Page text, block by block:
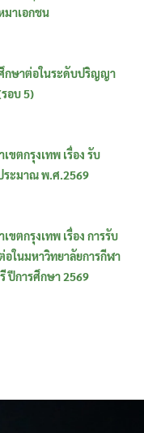
มาเอกชน
กษาต่อในระดับปริญญา
อบ 5)
ขตกรุงเทพ เรื่อง รับ
ระมาณ พ.ศ.2569
ขตกรุงเทพ เรื่อง การรับ
ในมหาวิทยาลัยการกีฬา
ปีการศึกษา 2569